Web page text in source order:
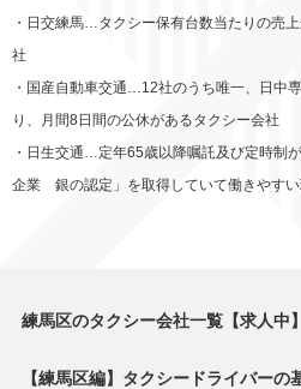
・日交練馬…タクシー保有台数当たりの売
社
・国産自動車交通…12社のうち唯一、日中
り、月間8日間の公休があるタクシー会社
・日生交通…定年65歳以降嘱託及び定時制
企業 銀の認定」を取得していて働きやす
練馬区のタクシー会社一覧【求人中】
【練馬区編】タクシードライバーの